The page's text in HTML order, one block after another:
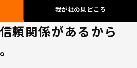
！
ープのメーカー直営ディーラ
動車販売台数ナンバー1という
我が社の見どころ
頼関係があるから